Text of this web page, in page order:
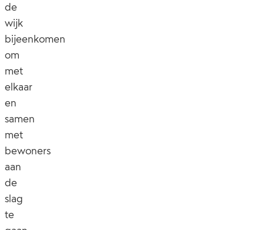
de
wijk
bijeenkomen
om
met
elkaar
en
samen
met
bewoners
aan
de
slag
te